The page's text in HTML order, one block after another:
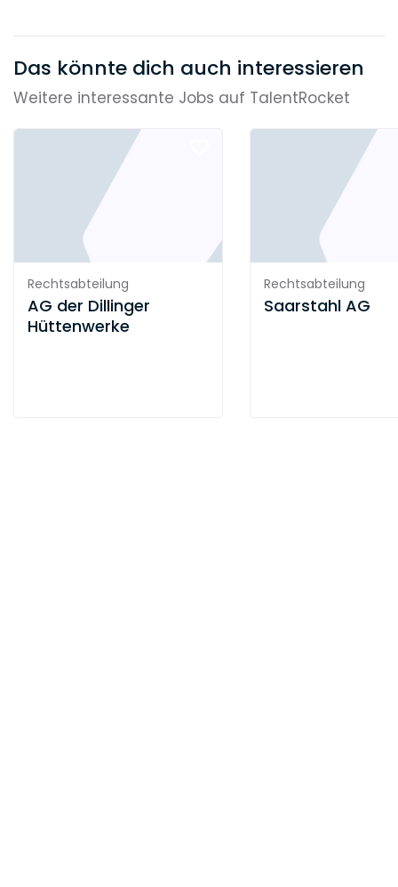
Das könnte dich auch interessieren
Weitere interessante Jobs auf TalentRocket
Rechtsabteilung
AG der Dillinger
Hüttenwerke
Rechtsabteilung
Saarstahl AG